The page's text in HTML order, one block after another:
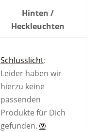
Hinten /
Heck­leuchten
Schlusslicht:
Leider haben wir
hierzu keine
passenden
Produkte für Dich
gefunden.